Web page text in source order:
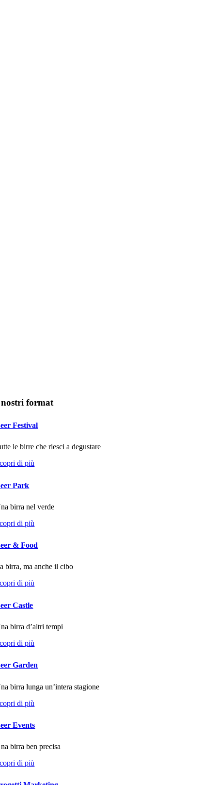
format
Festival
le birre che riesci a degustare
di più
Park
birra nel verde
di più
& Food
birra, ma anche il cibo
di più
Castle
birra d’altri tempi
di più
Garden
birra lunga un’intera stagione
di più
Events
birra ben precisa
di più